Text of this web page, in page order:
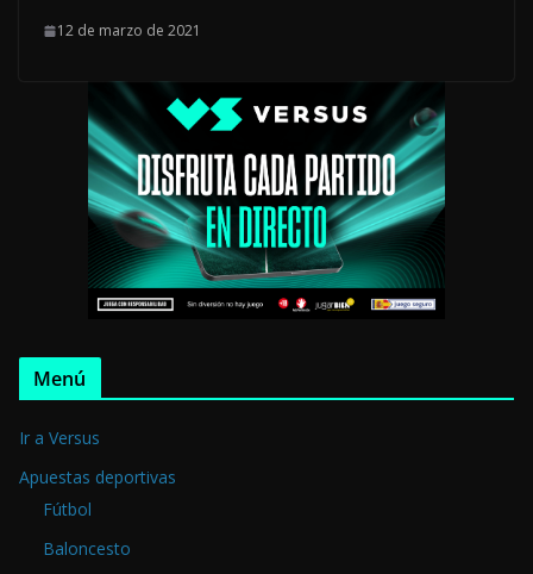
12 de marzo de 2021
Menú
Ir a Versus
Apuestas deportivas
Fútbol
Baloncesto